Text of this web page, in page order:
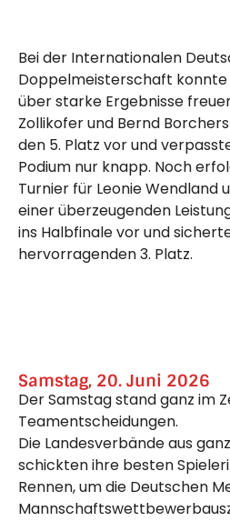
Bei der Internationalen
Doppelmeisterschaft konnte
über starke Ergebnisse
Zollikofer und Bernd
den 5. Platz vor und
Podium nur knapp. Noch
Turnier für Leonie Wendland
einer überzeugenden
ins Halbfinale vor und
hervorragenden 3. Platz.
Samstag, 20. Juni 2026
Der Samstag stand ganz im
Teamentscheidungen.
Die Landesverbände aus
schickten ihre besten
Rennen, um die Deutschen